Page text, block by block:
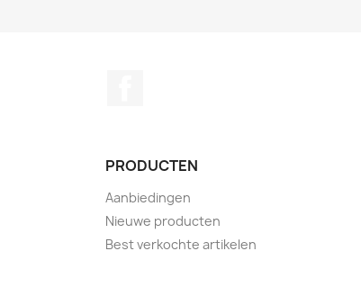
PRODUCTEN
Aanbiedingen
Nieuwe producten
Best verkochte artikelen